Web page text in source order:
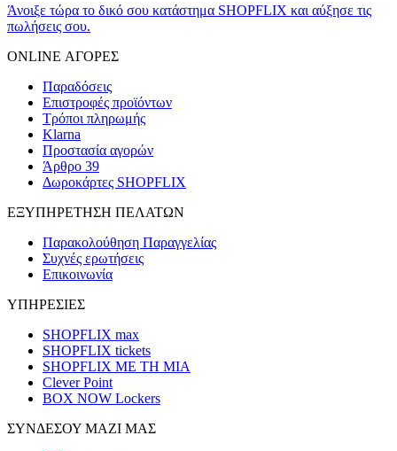
Άνοιξε τώρα το δικό σου κατάστημα SHOPFLIX και αύξησε τις
πωλήσεις σου.
ONLINE ΑΓΟΡΕΣ
Παραδόσεις
Επιστροφές προϊόντων
Τρόποι πληρωμής
Klarna
Προστασία αγορών
Άρθρο 39
Δωροκάρτες SHOPFLIX
ΕΞΥΠΗΡΕΤΗΣΗ ΠΕΛΑΤΩΝ
Παρακολούθηση Παραγγελίας
Συχνές ερωτήσεις
Επικοινωνία
ΥΠΗΡΕΣΙΕΣ
SHOPFLIX max
SHOPFLIX tickets
SHOPFLIX ΜΕ ΤΗ ΜΙΑ
Clever Point
BOX NOW Lockers
ΣΥΝΔΕΣΟΥ ΜΑΖΙ ΜΑΣ